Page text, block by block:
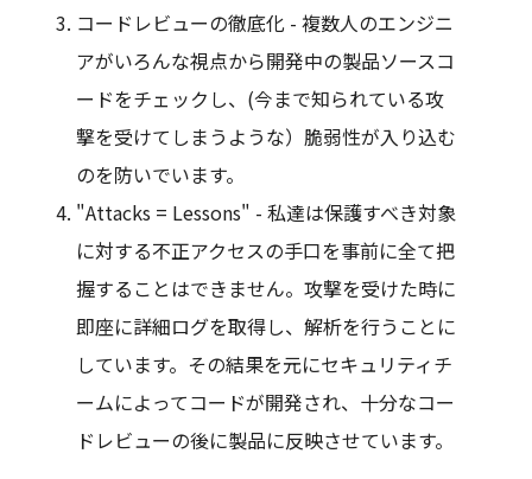
コードレビューの徹底化 - 複数人のエンジニ
アがいろんな視点から開発中の製品ソースコ
ードをチェックし、(今まで知られている攻
撃を受けてしまうような）脆弱性が入り込む
のを防いでいます。
"Attacks = Lessons" - 私達は保護すべき対象
に対する不正アクセスの手口を事前に全て把
握することはできません。攻撃を受けた時に
即座に詳細ログを取得し、解析を行うことに
しています。その結果を元にセキュリティチ
ームによってコードが開発され、十分なコー
ドレビューの後に製品に反映させています。